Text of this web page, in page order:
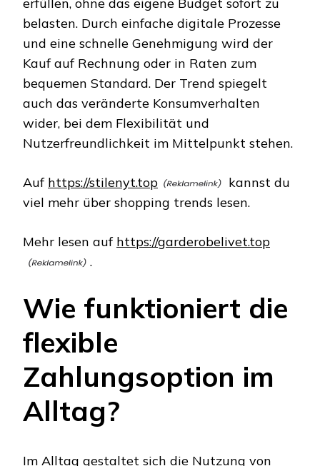
belasten. Durch einfache digitale Prozesse
und eine schnelle Genehmigung wird der
Kauf auf Rechnung oder in Raten zum
bequemen Standard. Der Trend spiegelt
auch das veränderte Konsumverhalten
wider, bei dem Flexibilität und
Nutzerfreundlichkeit im Mittelpunkt stehen.
Auf https://stilenyt.top
kannst du
viel mehr über shopping trends lesen.
Mehr lesen auf https://garderobelivet.top
.
Wie funktioniert die
flexible
Zahlungsoption im
Alltag?
Im Alltag gestaltet sich die Nutzung von